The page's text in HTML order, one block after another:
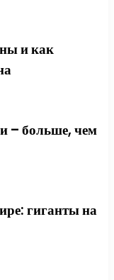
и как
– больше, чем
гиганты на